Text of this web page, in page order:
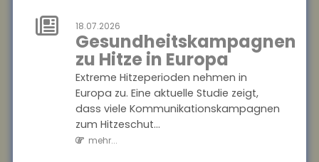
18.07.2026
Gesundheitskampagnen
zu Hitze in Europa
Extreme Hitzeperioden nehmen in
Europa zu. Eine aktuelle Studie zeigt,
dass viele Kommunikationskampagnen
zum Hitzeschut...
mehr...
18.07.2026
Jeder zweite
Haushalt nur
mangelhaft
abgesichert
Eine aktuelle Studie des